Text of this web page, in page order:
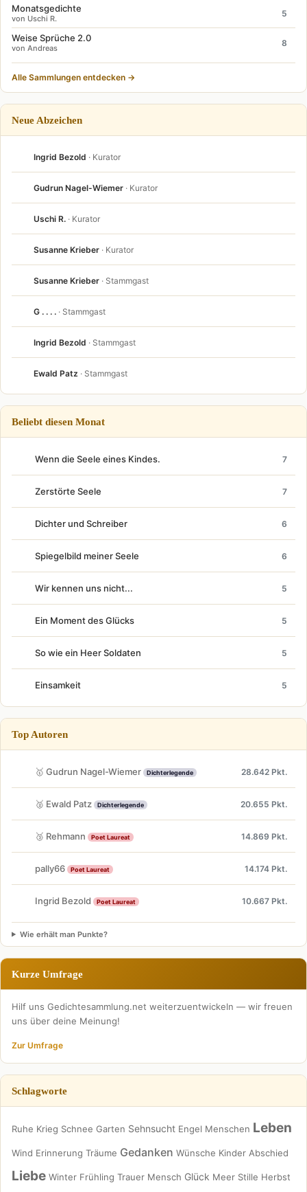
Monatsgedichte
von Uschi R.
5
Weise Sprüche 2.0
von Andreas
8
Alle Sammlungen entdecken →
Neue Abzeichen
Ingrid Bezold · Kurator
Gudrun Nagel-Wiemer · Kurator
Uschi R. · Kurator
Susanne Krieber · Kurator
Susanne Krieber · Stammgast
G . . . . · Stammgast
Ingrid Bezold · Stammgast
Ewald Patz · Stammgast
Beliebt diesen Monat
Wenn die Seele eines Kindes. 7
Zerstörte Seele 7
Dichter und Schreiber 6
Spiegelbild meiner Seele 6
Wir kennen uns nicht... 5
Ein Moment des Glücks 5
So wie ein Heer Soldaten 5
Einsamkeit 5
Top Autoren
🥇 Gudrun Nagel-Wiemer Dichterlegende 28.642 Pkt.
🥈 Ewald Patz Dichterlegende 20.655 Pkt.
🥉 Rehmann Poet Laureat 14.869 Pkt.
pally66 Poet Laureat 14.174 Pkt.
Ingrid Bezold Poet Laureat 10.667 Pkt.
Wie erhält man Punkte?
Kurze Umfrage
Hilf uns Gedichtesammlung.net weiterzuentwickeln — wir freuen
uns über deine Meinung!
Zur Umfrage
Schlagworte
Ruhe Krieg Schnee Garten Sehnsucht Engel Menschen Leben
Wind Erinnerung Träume Gedanken Wünsche Kinder Abschied
Liebe Winter Frühling Trauer Mensch Glück Meer Stille Herbst